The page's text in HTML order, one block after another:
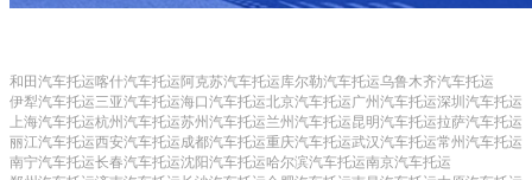
和田汽车托运喀什汽车托运阿克苏汽车托运库尔勒汽车托运乌鲁木齐汽车托运
伊犁汽车托运三亚汽车托运海口汽车托运北京汽车托运广州汽车托运深圳汽车托运
上海汽车托运杭州汽车托运苏州汽车托运兰州汽车托运昆明汽车托运拉萨汽车托运
丽江汽车托运西安汽车托运成都汽车托运重庆汽车托运武汉汽车托运常州汽车托运
南宁汽车托运长春汽车托运沈阳汽车托运哈尔滨汽车托运南京汽车托运